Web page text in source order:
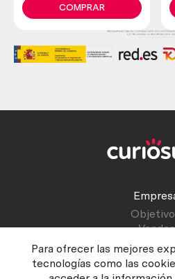
Para ofrecer las mejores
tecnologías como las
asignatura de ciencias
naturales en colegios.
COMPRAR
Vender